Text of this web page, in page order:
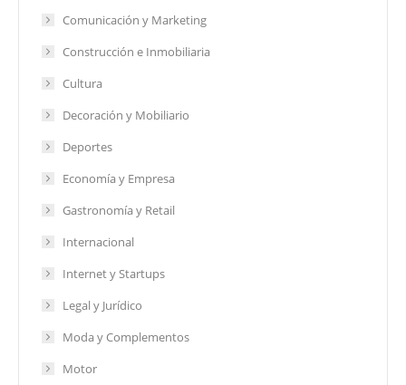
Comunicación y Marketing
Construcción e Inmobiliaria
Cultura
Decoración y Mobiliario
Deportes
Economía y Empresa
Gastronomía y Retail
Internacional
Internet y Startups
Legal y Jurídico
Moda y Complementos
Motor